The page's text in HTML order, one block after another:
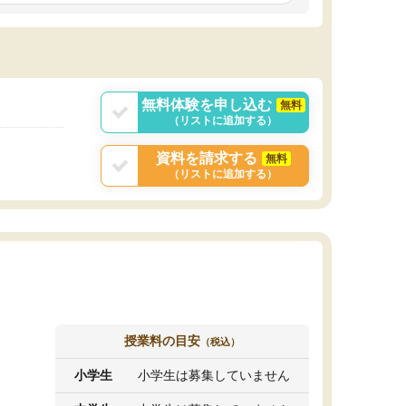
あれば自学自習で
からず辞めること
と感じました。
無料体験を申し込む
無料
（リストに追加する）
資料を請求する
無料
（リストに追加する）
授業料の目安 （税込）
小学生 小学生は募集していません